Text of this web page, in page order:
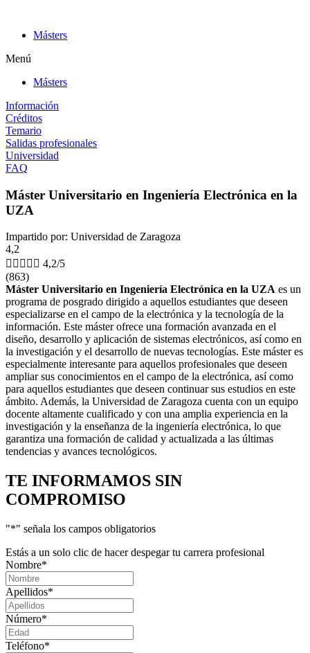
contenidoMásters
Menú
Másters
Información
Créditos
Temario
Salidas profesionales
Universidad
FAQ
Máster Universitario en Ingeniería Electrónica en la
UZA
Impartido por: Universidad de Zaragoza
4,2
     4,2/5
(863)
Máster Universitario en Ingeniería Electrónica en la UZA es un
programa de posgrado dirigido a aquellos estudiantes que deseen
especializarse en el campo de la electrónica y la tecnología de la
información. Este máster ofrece una formación avanzada en el
diseño, desarrollo y aplicación de sistemas electrónicos, así como en
la investigación y el desarrollo de nuevas tecnologías. Este máster es
especialmente interesante para aquellos profesionales que deseen
ampliar sus conocimientos en el campo de la electrónica, así como
para aquellos estudiantes que deseen continuar sus estudios en este
ámbito. Además, la Universidad de Zaragoza cuenta con un equipo
docente altamente cualificado y con una amplia experiencia en la
investigación y la enseñanza de la ingeniería electrónica, lo que
garantiza una formación de calidad y actualizada a las últimas
tendencias y avances tecnológicos.
TE INFORMAMOS SIN
COMPROMISO
"*" señala los campos obligatorios
Estás a un solo clic de hacer despegar tu carrera profesional
Nombre*
Apellidos*
Número*
Teléfono*